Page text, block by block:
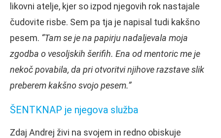
likovni atelje, kjer so izpod njegovih rok nastajale
čudovite risbe. Sem pa tja je napisal tudi kakšno
pesem. “Tam se je na papirju nadaljevala moja
zgodba o vesoljskih šerifih. Ena od mentoric me je
nekoč povabila, da pri otvoritvi njihove razstave slik
preberem kakšno svojo pesem.”
ŠENTKNAP je njegova služba
Zdaj Andrej živi na svojem in redno obiskuje